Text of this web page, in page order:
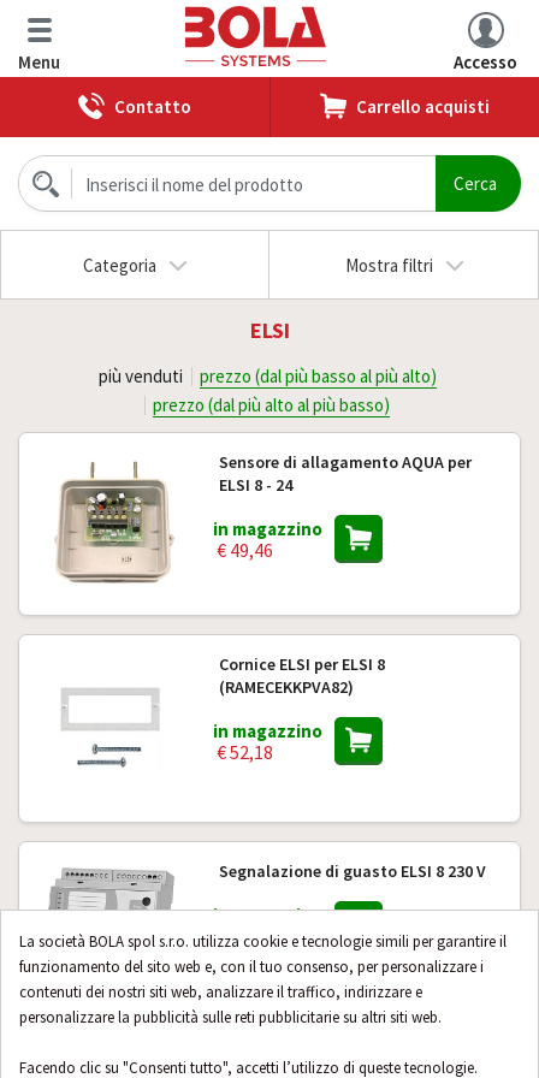
La società BOLA spol s.r.o. utilizza cookie e tecnologie simili per garantire il
funzionamento del sito web e, con il tuo consenso, per personalizzare i
contenuti dei nostri siti web, analizzare il traffico, indirizzare e
personalizzare la pubblicità sulle reti pubblicitarie su altri siti web.
Facendo clic su "Consenti tutto", accetti l’utilizzo di queste tecnologie.
Menu
Accesso
Contatto
Carrello acquisti
Categoria Mostra filtri
ELSI
più venduti
prezzo (dal più basso al più alto)
prezzo (dal più alto al più basso)
Sensore di allagamento AQUA per
ELSI 8 - 24
in magazzino
€ 49,46
Cornice ELSI per ELSI 8
(RAMECEKKPVA82)
in magazzino
€ 52,18
Segnalazione di guasto ELSI 8 230 V
in magazzino
€ 369,78
ELSI 8 24 V